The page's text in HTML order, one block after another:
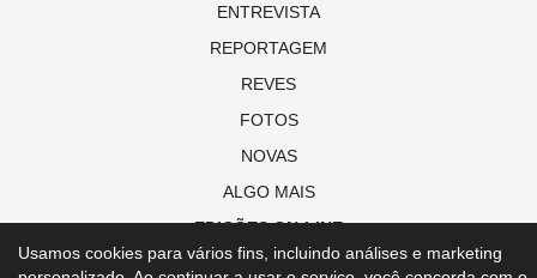
ENTREVISTA
REPORTAGEM
REVES
FOTOS
NOVAS
ALGO MAIS
EDIÇÕES ON-LINE
Usamos cookies para vários fins, incluindo análises e marketing